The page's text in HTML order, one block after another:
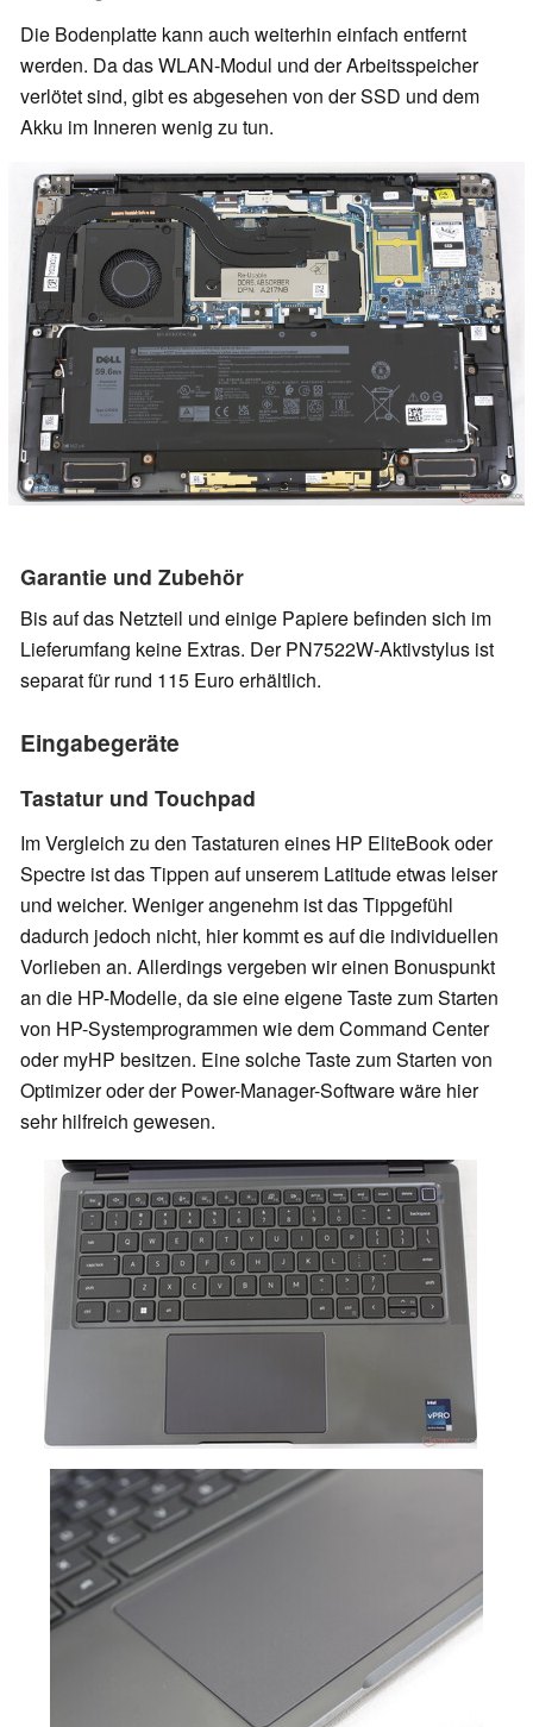
Die Bodenplatte kann auch weiterhin einfach entfernt
werden. Da das WLAN-Modul und der Arbeitsspeicher
verlötet sind, gibt es abgesehen von der SSD und dem
Akku im Inneren wenig zu tun.
Garantie und Zubehör
Bis auf das Netzteil und einige Papiere befinden sich im
Lieferumfang keine Extras. Der PN7522W-Aktivstylus ist
separat für rund 115 Euro erhältlich.
Eingabegeräte
Tastatur und Touchpad
Im Vergleich zu den Tastaturen eines HP EliteBook oder
Spectre ist das Tippen auf unserem Latitude etwas leiser
und weicher. Weniger angenehm ist das Tippgefühl
dadurch jedoch nicht, hier kommt es auf die individuellen
Vorlieben an. Allerdings vergeben wir einen Bonuspunkt
an die HP-Modelle, da sie eine eigene Taste zum Starten
von HP-Systemprogrammen wie dem Command Center
oder myHP besitzen. Eine solche Taste zum Starten von
Optimizer oder der Power-Manager-Software wäre hier
sehr hilfreich gewesen.